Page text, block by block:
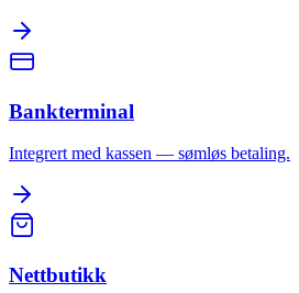
Bankterminal
Integrert med kassen — sømløs betaling.
Nettbutikk